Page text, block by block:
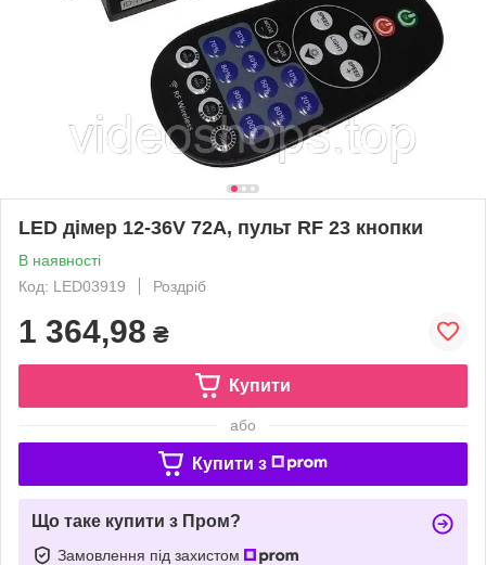
LED дімер 12-36V 72A, пульт RF 23 кнопки
В наявності
Код: LED03919
Роздріб
1 364,98 ₴
Купити
або
Купити з
Що таке купити з Пром?
Замовлення під захистом